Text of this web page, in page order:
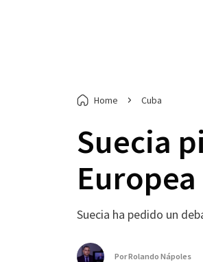
Home Cuba
Suecia
Suecia ha pedido un
PorRolando Nápoles